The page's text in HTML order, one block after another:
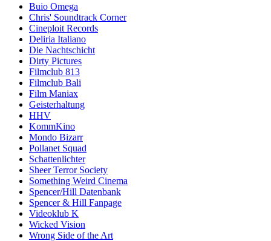
Buio Omega
Chris' Soundtrack Corner
Cineploit Records
Deliria Italiano
Die Nachtschicht
Dirty Pictures
Filmclub 813
Filmclub Bali
Film Maniax
Geisterhaltung
HHV
KommKino
Mondo Bizarr
Pollanet Squad
Schattenlichter
Sheer Terror Society
Something Weird Cinema
Spencer/Hill Datenbank
Spencer & Hill Fanpage
Videoklub K
Wicked Vision
Wrong Side of the Art